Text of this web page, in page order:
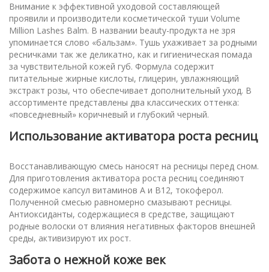
Внимание к эффективной уходовой составляющей
проявили и производители косметической туши Volume
Million Lashes Balm. В названии beauty-продукта не зря
упоминается слово «бальзам». Тушь ухаживает за родными
ресничками так же деликатно, как и гигиеническая помада
за чувствительной кожей губ. Формула содержит
питательные жирные кислоты, глицерин, увлажняющий
экстракт розы, что обеспечивает дополнительный уход. В
ассортименте представлены два классических оттенка:
«повседневный» коричневый и глубокий черный.
Использование активатора роста ресниц
Восстанавливающую смесь наносят на ресницы перед сном.
Для приготовления активатора роста ресниц соединяют
содержимое капсул витаминов А и В12, токоферол.
Полученной смесью равномерно смазывают ресницы.
Антиоксиданты, содержащиеся в средстве, защищают
родные волоски от влияния негативных факторов внешней
среды, активизируют их рост.
Забота о нежной коже век